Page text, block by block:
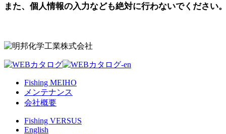
また、個人情報の入力なども絶対に行わないでください
Fishing MEIHO
メンテナンス
会社概要
Fishing VERSUS
English